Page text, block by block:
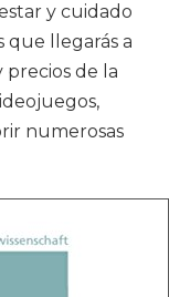
y cuidado
que llegarás a
de la
numerosas